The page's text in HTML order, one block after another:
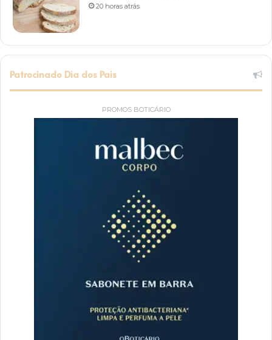
20 horas atrás
Patrocinado Dia dos Pais
PROMOS BOTICÁRIO